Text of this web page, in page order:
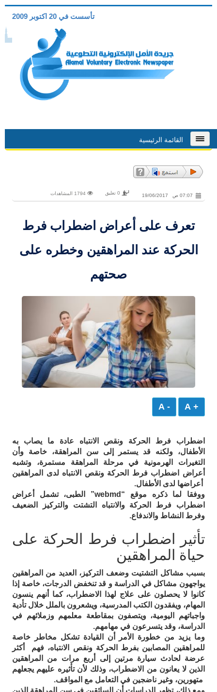
تأسست في 20 اكتوبر 2009
القائمة الرئيسية
07:07 ص 19/06/2017 0 تعليق
تعرف على أعراض اضطراب فرط
الحركة عند المراهقين وخطره على
صحتهم
+ A
- A
اضطراب فرط الحركة ونقص الانتباه عادة ما يصاب به
الأطفال، ولكنه قد يستمر إلى سن المراهقة، خاصة وأن
التغيرات الهرمونية في مرحلة المراهقة مستمرة، وتشبه
أعراض اضطراب فرط الحركة ونقص الانتباه لدى المراهقين
أعراضها لدى الأطفال.
ووفقا لما ذكره موقع “webmd” الطبى، تشمل أعراض
اضطراب فرط الحركة والانتباه التشتت والتركيز الضعيف
وفرط النشاط والاندفاع.
تأثير اضطراب فرط الحركة على
حياة المراهقين
بسبب مشاكل التشتيت وضعف التركيز، العديد من المراهقين
يواجهون مشاكل في الدراسة و قد تنخفض الدرجات، خاصة إذا
كانوا لا يحصلون على علاج لهذا الاضطراب، كما أنهم ينسون
المهام، ويفقدون الكتب المدرسية، ويشعرون بالملل خلال تأدية
واجباتهم اليومية، ويتصفون بمقاطعة معلمهم وزملائهم في
الدراسة، وقد يتسرعون في مهامهم.
وما يزيد من خطورة الأمر أن القيادة تشكل مخاطر خاصة
للمراهقين المصابين بفرط الحركة ونقص الانتباه، فهم أكثر
عرضة لحادث سيارة مرتين إلى أربع مرات من المراهقين
الذين لا يعانون من الاضطراب، وذلك لأن تأثيره عليهم يجعلهم
متهورين، وغير ناضجين في التعامل مع المواقف.
ومع ذلك، تظهر الدراسات أن السائقين في سن المراهقة الذين